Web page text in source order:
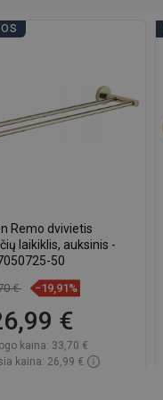
Remo dvivietis
laikiklis, auksinis -
50
€ −19,91%
€
kaina: 33,70 €
kaina: 26,99 €